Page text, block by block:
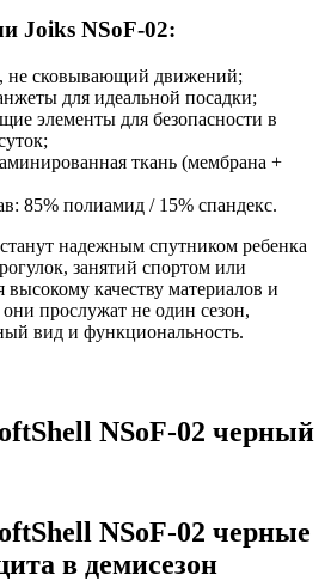
Joiks NSoF-02:
не сковывающий движений;
для идеальной посадки;
элементы для безопасности в
ткань (мембрана +
85% полиамид / 15% спандекс.
станут надежным спутником ребенка
занятий спортом или
высокому качеству материалов и
прослужат не один сезон,
вид и функциональность.
NSoF-02 черный
NSoF-02 черные
в демисезон